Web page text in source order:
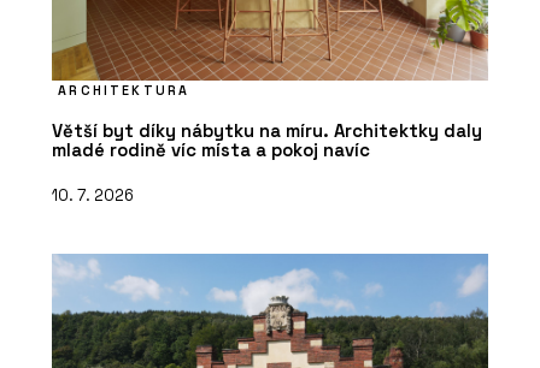
ARCHITEKTURA
Větší byt díky nábytku na míru. Architektky daly
mladé rodině víc místa a pokoj navíc
10. 7. 2026